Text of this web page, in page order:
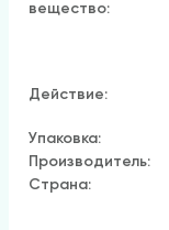
вещество:
Действие:
Упаковка:
Производитель:
Страна: